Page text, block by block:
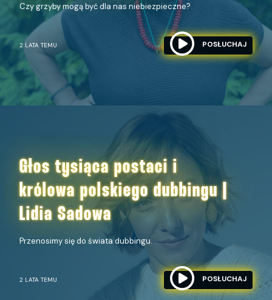
Czy grzyby mogą być dla nas niebiezpieczne?
2 LATA TEMU POSŁUCHAJ
Głos tysiąca postaci i
królowa polskiego dubbingu |
Lidia Sadowa
Przenosimy się do świata dubbingu.
2 LATA TEMU POSŁUCHAJ